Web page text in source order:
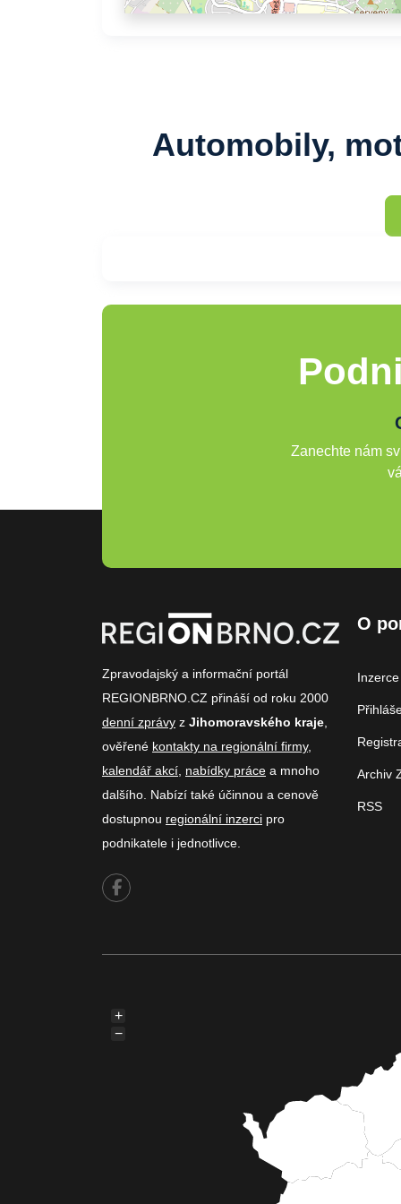
Automobily,
Zanechte nám
Zpravodajský a informační portál
REGIONBRNO.CZ přináší od roku 2000
denní zprávy z Jihomoravského kraje
ověřené kontakty na regionální firmy,
kalendář akcí nabídky práce a mnoho
dalšího. Nabízí také účinnou a cenově
dostupnou regionální inzerci pro
podnikatele i jednotlivce.
O
Inzerce
Archiv
RSS
+
−